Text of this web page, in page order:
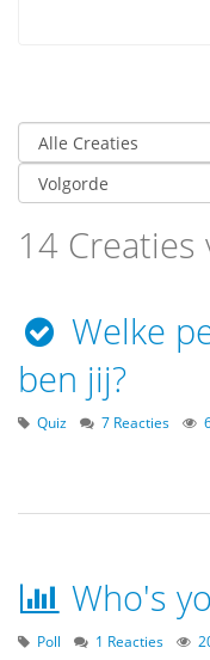
14 Creaties
Welke
ben jij?
Quiz 7 Reacties
Who's
Poll 1 Reacties